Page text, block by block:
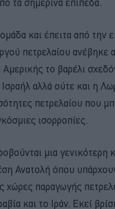
και έπειτα από την
πετρελαίου ανέβηκε
το βαρέλι
αλλά ούτε και η
πετρελαίου που
ισορροπίες.
μια γενικότερη
Ανατολή όπου
χώρες παραγωγής
και το Ιράν. Εκεί